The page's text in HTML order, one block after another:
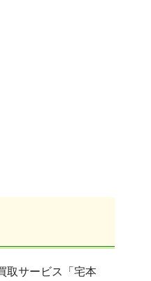
取サービス「宅本